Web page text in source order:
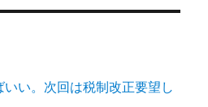
い。次回は税制改正要望し